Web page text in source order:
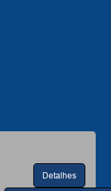
Detalhes